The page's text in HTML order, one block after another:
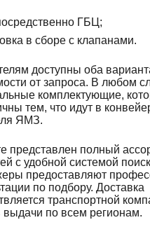
ГБЦ;
в сборе с клапанами.
доступны оба
от запроса. В любом
комплектующие,
тем, что идут в
ЯМЗ.
представлен полный
с удобной системой
предоставляют
по подбору. Доставка
транспортной
выдачи по всем регионам.